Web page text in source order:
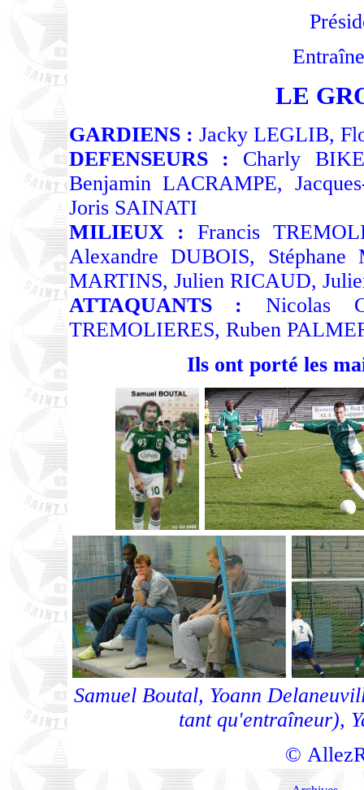
LE
GARDIENS : Jacky LEGLIB,
DEFENSEURS : Charly
Benjamin LACRAMPE,
Joris SAINATI
MILIEUX : Francis
Alexandre DUBOIS,
MARTINS, Julien RICAUD,
ATTAQUANTS : Nicolas
TREMOLIERES, Ruben
Ils ont porté les
Samuel Boutal, Yoann
tant qu'entraîneur),
©